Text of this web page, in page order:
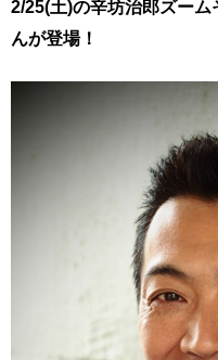
2/25(土)の辛坊治郎ズー
んが登場！